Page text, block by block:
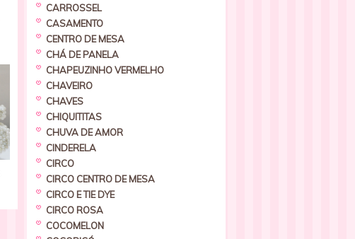
CARROSSEL
CASAMENTO
CENTRO DE MESA
CHÁ DE PANELA
CHAPEUZINHO VERMELHO
CHAVEIRO
CHAVES
CHIQUITITAS
CHUVA DE AMOR
CINDERELA
CIRCO
CIRCO CENTRO DE MESA
CIRCO E TIE DYE
CIRCO ROSA
COCOMELON